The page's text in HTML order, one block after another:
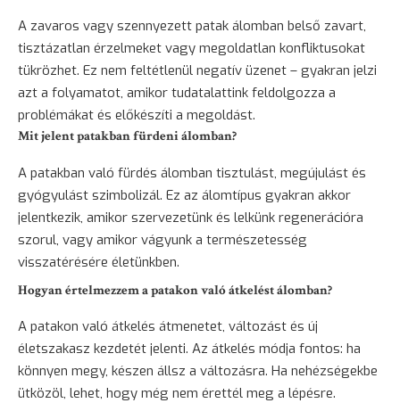
A zavaros vagy szennyezett patak álomban belső zavart,
tisztázatlan érzelmeket vagy megoldatlan konfliktusokat
tükrözhet. Ez nem feltétlenül negatív üzenet – gyakran jelzi
azt a folyamatot, amikor tudatalattink feldolgozza a
problémákat és előkészíti a megoldást.
Mit jelent patakban fürdeni álomban?
A patakban való fürdés álomban tisztulást, megújulást és
gyógyulást szimbolizál. Ez az álomtípus gyakran akkor
jelentkezik, amikor szervezetünk és lelkünk regenerációra
szorul, vagy amikor vágyunk a természetesség
visszatérésére életünkben.
Hogyan értelmezzem a patakon való átkelést álomban?
A patakon való átkelés átmenetet, változást és új
életszakasz kezdetét jelenti. Az átkelés módja fontos: ha
könnyen megy, készen állsz a változásra. Ha nehézségekbe
ütközöl, lehet, hogy még nem érettél meg a lépésre.